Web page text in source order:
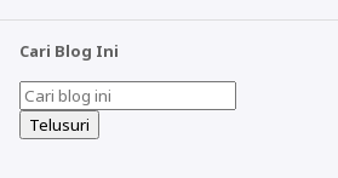
Cari Blog Ini